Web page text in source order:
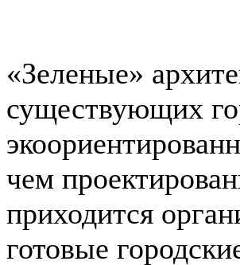
«Зеленые»
существующих
чем
приходится
готовые